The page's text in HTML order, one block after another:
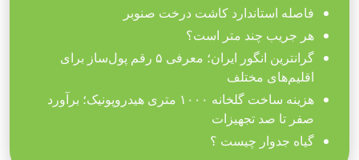
فاصله استاندارد کاشت درخت صنوبر
هر جریب چند متر است؟
گرانترین انگور ایران؛ معرفی ۵ رقم پول‌ساز برای
اقلیم‌های مختلف
هزینه ساخت گلخانه ۱۰۰۰ متری هیدروپونیک؛ برآورد
صفر تا صد تجهیزات
گیاه جدوار چیست ؟